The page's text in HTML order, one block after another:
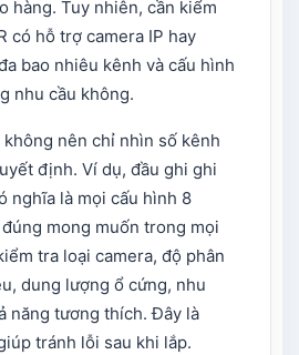
hàng. Tuy nhiên, cần kiểm
có hỗ trợ camera IP hay
bao nhiêu kênh và cấu hình
nhu cầu không.
nên chỉ nhìn số kênh
định. Ví dụ, đầu ghi ghi
nghĩa là mọi cấu hình 8
mong muốn trong mọi
tra loại camera, độ phân
dung lượng ổ cứng, nhu
năng tương thích. Đây là
tránh lỗi sau khi lắp.